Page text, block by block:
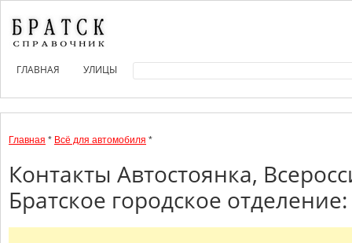
ГЛАВНАЯ УЛИЦЫ
Главная * Всё для автомобиля *
Контакты Автостоянка,
Братское городское